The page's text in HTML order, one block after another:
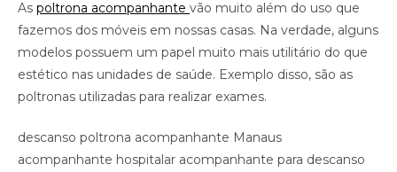
As poltrona acompanhante vão muito além do uso que
fazemos dos móveis em nossas casas. Na verdade, alguns
modelos possuem um papel muito mais utilitário do que
estético nas unidades de saúde. Exemplo disso, são as
poltronas utilizadas para realizar exames.
descanso poltrona acompanhante Manaus
acompanhante hospitalar acompanhante para descanso